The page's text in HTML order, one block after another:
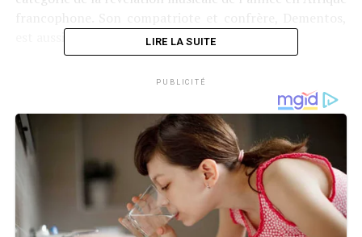
est aussi en lice pour cette distinction.
Ambassadeurs Awards. Le concepteur de l’Afro Ntcham
est en lice pour le prix du hit de l’année avec son
morceau « Niamatos ». Mieux, il est encore sélectionné
pour le prix du meilleur artiste espoir de l’année, ainsi
qu’au Grand Prix Arawo d’Or. La talentueuse Emma’a
n’en est pas du reste. Elle est prise en compte par le
comité d’organisation pour le prix du meilleur artiste en
Afrique francophone.
LIRE LA SUITE
PUBLICITÉ